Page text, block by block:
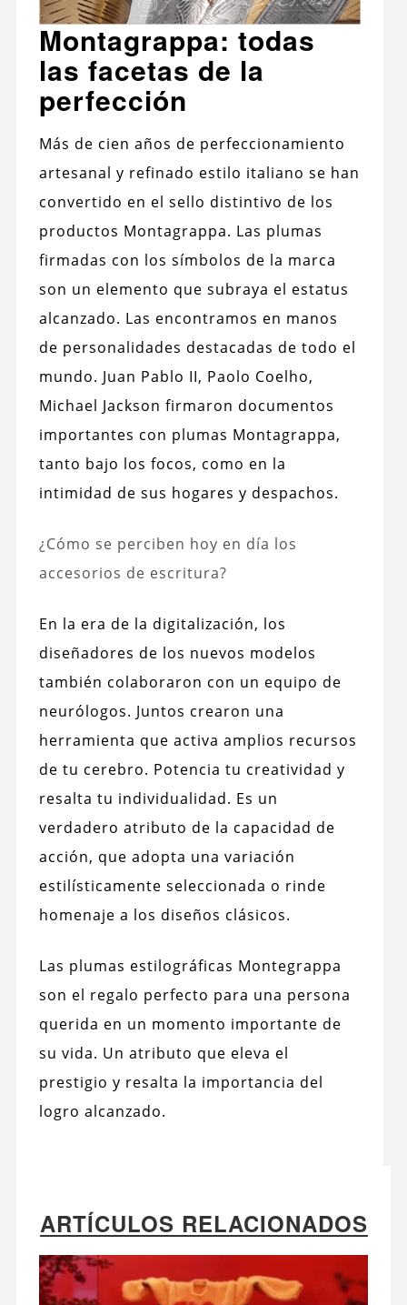
Montagrappa: todas
las facetas de la
perfección
Más de cien años de perfeccionamiento
artesanal y refinado estilo italiano se han
convertido en el sello distintivo de los
productos Montagrappa. Las plumas
firmadas con los símbolos de la marca
son un elemento que subraya el estatus
alcanzado. Las encontramos en manos
de personalidades destacadas de todo el
mundo. Juan Pablo II, Paolo Coelho,
Michael Jackson firmaron documentos
importantes con plumas Montagrappa,
tanto bajo los focos, como en la
intimidad de sus hogares y despachos.
¿Cómo se perciben hoy en día los
accesorios de escritura?
En la era de la digitalización, los
diseñadores de los nuevos modelos
también colaboraron con un equipo de
neurólogos. Juntos crearon una
herramienta que activa amplios recursos
de tu cerebro. Potencia tu creatividad y
resalta tu individualidad. Es un
verdadero atributo de la capacidad de
acción, que adopta una variación
estilísticamente seleccionada o rinde
homenaje a los diseños clásicos.
Las plumas estilográficas Montegrappa
son el regalo perfecto para una persona
querida en un momento importante de
su vida. Un atributo que eleva el
prestigio y resalta la importancia del
logro alcanzado.
ARTÍCULOS RELACIONADOS